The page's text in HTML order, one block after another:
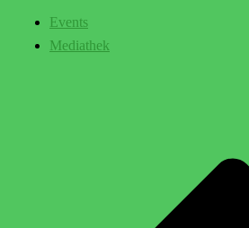
Events
Mediathek